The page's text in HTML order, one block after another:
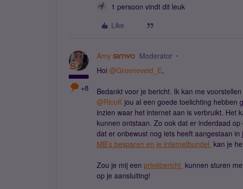
1 persoon vindt dit leuk
Like
+8
Amy Moderator
Hoi @Groeneveld_E,
Bedankt voor je bericht. Ik kan me
@RicoK jou al een goede toelichting hebben
inzien waar het internet aan is verbruikt. Het
kunnen ontstaan. Zo ook dat er inderdaad
dat er onbewust nog iets heeft aangestaan in
MB’s besparen en je internetbundel kan je
Zou je mij een privébericht kunnen sturen
op je aansluiting!